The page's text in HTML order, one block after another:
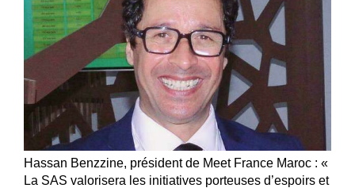
Hassan Benzzine, président de Meet France Maroc : «
La SAS valorisera les initiatives porteuses d’espoirs et